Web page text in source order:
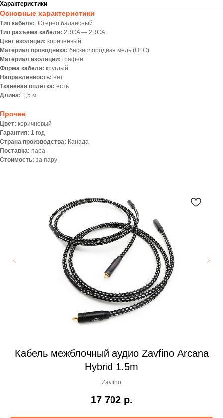
Характеристики
Основные характеристики
Тип кабеля: Стерео балансный
Тип разъема кабеля: 2RCA — 2RCA
Цвет изоляции: коричневый
Материал проводника: беcкислородная медь (OFC)
Материал изоляции: графен
Форма кабеля: круглый
Направленность: нет
Тканевая оплетка: есть
Длина: 1,5 м
Прочее
Цвет: коричневый
Гарантия: 1 год
Страна производства: Канада
Поставка: пара
Стоимость: за пару
Кабель межблочный аудио Zavfino Arcana
Hybrid​ 1.5m
Zavfino
17 702 р.